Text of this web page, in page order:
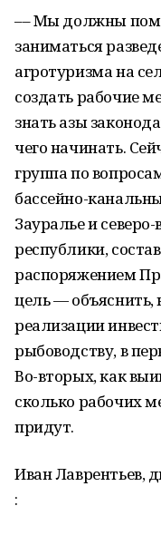
–– Мы должны
заниматься
агротуризма на
создать рабочие
знать азы
чего начинать.
группа по
бассейно-
Зауралье и
республики,
распоряжением
цель — объяснить,
реализации
рыбоводству, в
Во-вторых, как
сколько рабочих
придут.
Иван Лаврентьев,
: